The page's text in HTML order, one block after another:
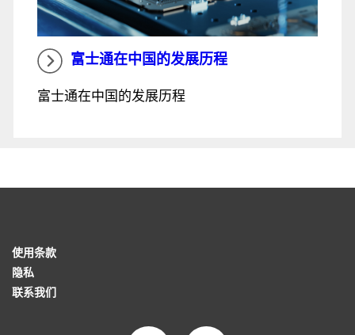
富士通在中国的发展历程
富士通在中国的发展历程
使用条款
隐私
联系我们